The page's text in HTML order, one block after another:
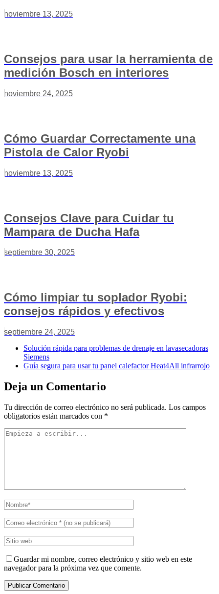
noviembre 13, 2025
Consejos para usar la herramienta de
medición Bosch en interiores
noviembre 24, 2025
Cómo Guardar Correctamente una
Pistola de Calor Ryobi
noviembre 13, 2025
Consejos Clave para Cuidar tu
Mampara de Ducha Hafa
septiembre 30, 2025
Cómo limpiar tu soplador Ryobi:
consejos rápidos y efectivos
septiembre 24, 2025
Solución rápida para problemas de drenaje en lavasecadoras
Siemens
Guía segura para usar tu panel calefactor Heat4All infrarrojo
Deja un Comentario
Tu dirección de correo electrónico no será publicada. Los campos
obligatorios están marcados con *
Guardar mi nombre, correo electrónico y sitio web en este
navegador para la próxima vez que comente.